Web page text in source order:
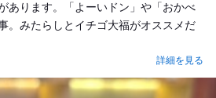
あります。「よーいドン」や「おかべ
。みたらしとイチゴ大福がオススメだ
詳細を見る